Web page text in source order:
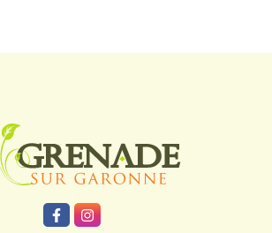
Lien vers le compte Facebook
Lien vers le compte